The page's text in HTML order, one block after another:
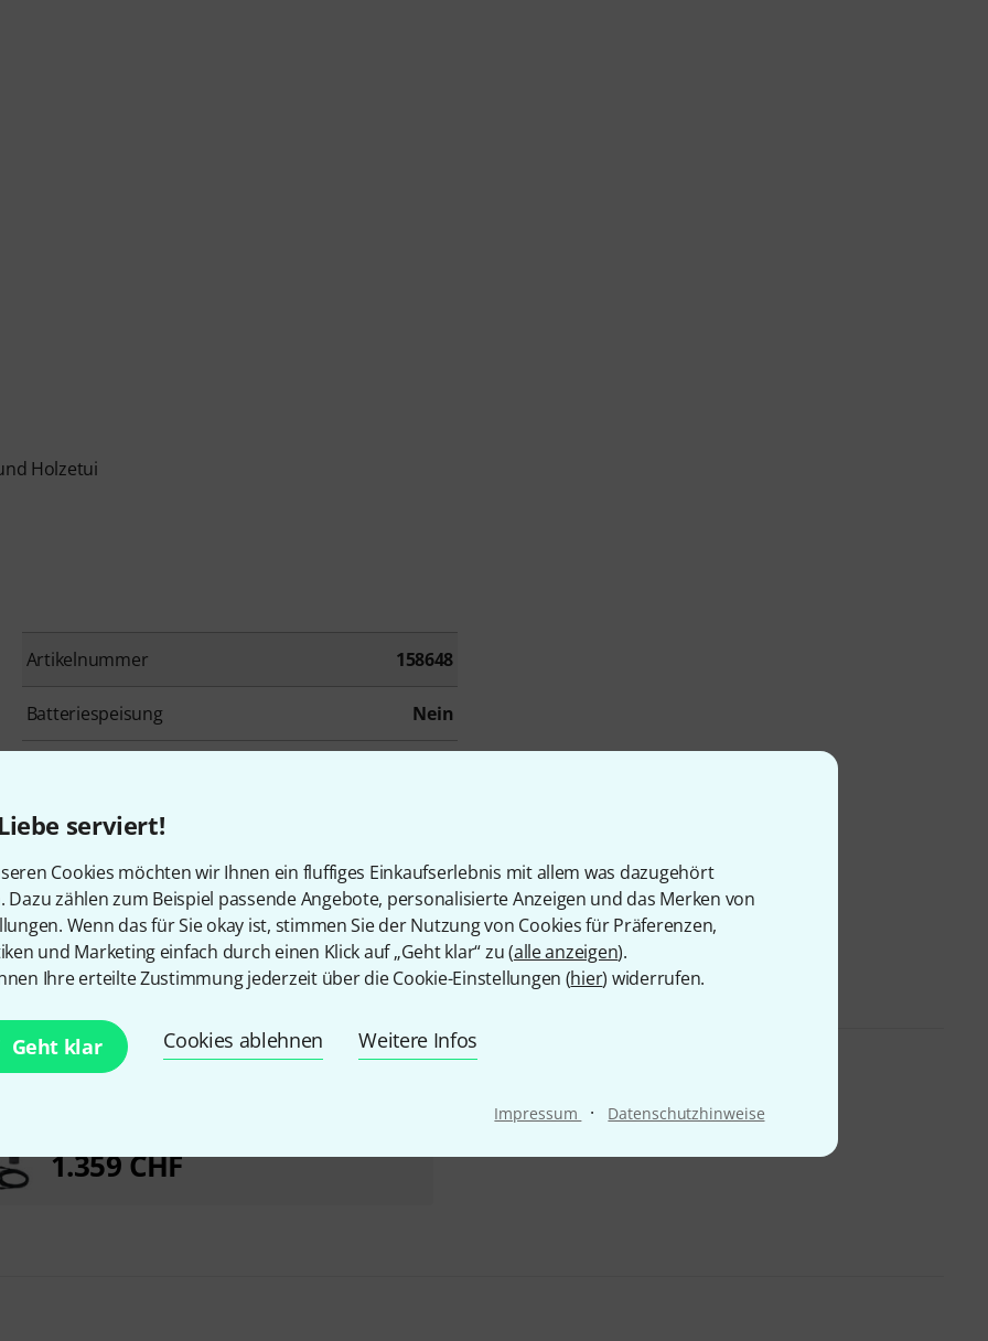
serviert!
Cookies möchten wir Ihnen ein fluffiges Einkaufserlebnis mit allem was dazugehört
Dazu zählen zum Beispiel passende Angebote, personalisierte Anzeigen und das Merken von
Wenn das für Sie okay ist, stimmen Sie der Nutzung von Cookies für Präferenzen,
und Marketing einfach durch einen Klick auf „Geht klar“ zu (alle anzeigen).
Ihre erteilte Zustimmung jederzeit über die Cookie-Einstellungen (hier) widerrufen.
Geht klar Cookies ablehnen Weitere Infos
Impressum · Datenschutzhinweise
Holzetui
Artikelnummer 158648
Batteriespeisung Nein
Schaltbarer Pad
1.359 CHF